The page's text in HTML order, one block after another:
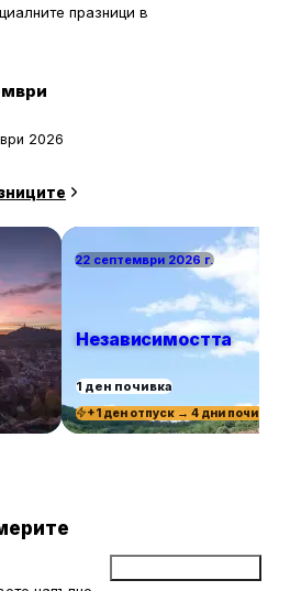
празници в
2026
22 септември 2026 г.
Независимостта
1 ден почивка
+1 ден отпуск → 4 дни почивка